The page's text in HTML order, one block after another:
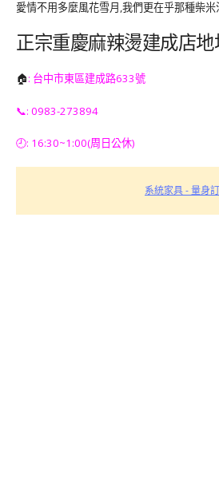
愛情不用多麼風花雪月,我們更在乎那種柴
正宗重慶麻辣燙建成店地
🏠: 台中市東區建成路633號
📞: 0983-273894
🕘: 16:30~1:00(周日公休)
系統家具 - 量身